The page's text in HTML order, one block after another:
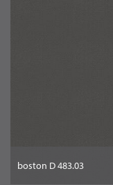
boston D 483.03